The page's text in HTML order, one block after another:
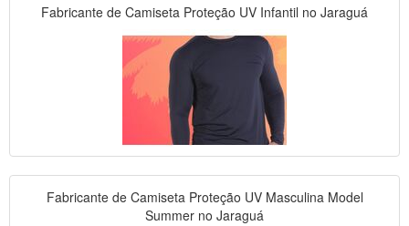
Fabricante de Camiseta Proteção UV Infantil no Jaraguá
Fabricante de Camiseta Proteção UV Masculina Model
Summer no Jaraguá